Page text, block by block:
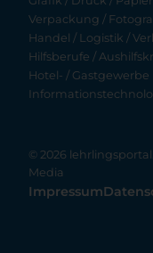
Verpackung /
Handel / Logistik /
Hilfsberufe /
Hotel- / Gastgewerbe
© 2026
Media
Impressum